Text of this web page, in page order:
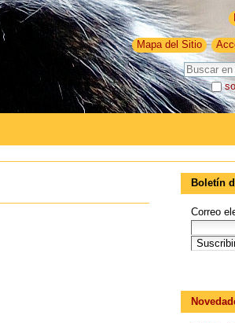
Mapa del Sitio
Buscar
Búsqueda
Boletín
Correo